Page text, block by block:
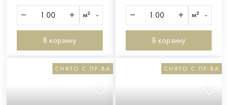
м²
В корзину
м²
В корзину
СНЯТО С ПР-ВА СНЯТО С ПР-ВА